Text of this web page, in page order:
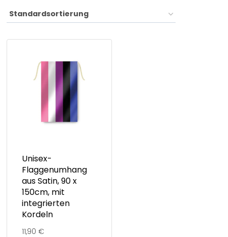
Unisex-
Flaggenumhang
aus Satin, 90 x
150cm, mit
integrierten
Kordeln
11,90 €